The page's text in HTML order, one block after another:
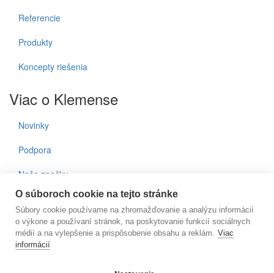
Referencie
Produkty
Koncepty riešenia
Viac o Klemense
Novinky
Podpora
Naše značky
Kontakty
Prihlásenie do noviniek
E-mail
O súboroch cookie na tejto stránke
Súbory cookie používame na zhromažďovanie a analýzu informácií
o výkone a používaní stránok, na poskytovanie funkcií sociálnych
médií a na vylepšenie a prispôsobenie obsahu a reklám. Viac
informácií